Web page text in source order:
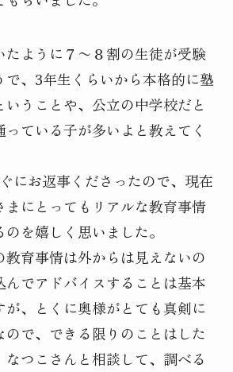
たように７〜８割の生徒が受験
で、3年生くらいから本格的に塾
いうことや、公立の中学校だと
っている子が多いよと教えてく
にお返事くださったので、現在
まにとってもリアルな教育事情
を嬉しく思いました。
教育事情は外からは見えないの
んでアドバイスすることは基本
が、とくに奥様がとても真剣に
ので、できる限りのことはした
なつこさんと相談して、調べる